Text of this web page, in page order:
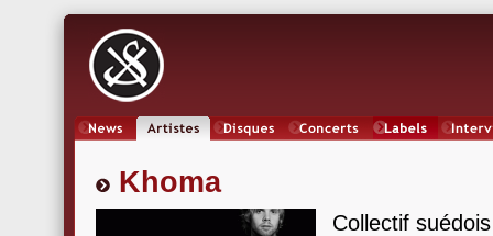
Khoma
Collectif